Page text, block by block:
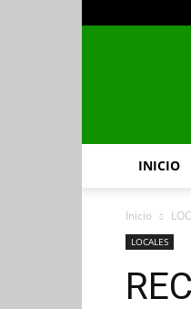
INICIO
Inicio
LOCALES